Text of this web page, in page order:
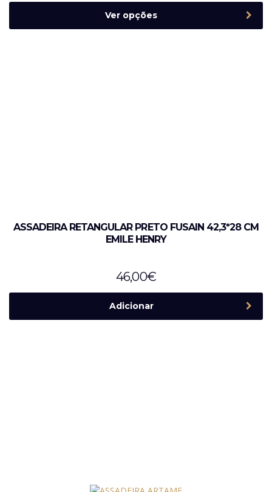
Ver opções
ASSADEIRA RETANGULAR PRETO FUSAIN 42,3*28 CM
EMILE HENRY
46,00€
Adicionar